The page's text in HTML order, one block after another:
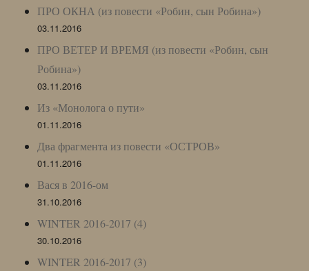
ПРО ОКНА (из повести «Робин, сын Робина»)
03.11.2016
ПРО ВЕТЕР И ВРЕМЯ (из повести «Робин, сын
Робина»)
03.11.2016
Из «Монолога о пути»
01.11.2016
Два фрагмента из повести «ОСТРОВ»
01.11.2016
Вася в 2016-ом
31.10.2016
WINTER 2016-2017 (4)
30.10.2016
WINTER 2016-2017 (3)